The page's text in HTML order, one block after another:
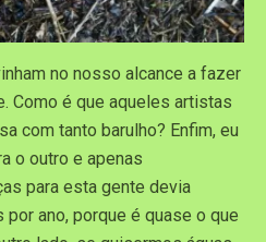
no nosso alcance a fazer
Como é que aqueles artistas
com tanto barulho? Enfim, eu
o outro e apenas
para esta gente devia
ano, porque é quase o que